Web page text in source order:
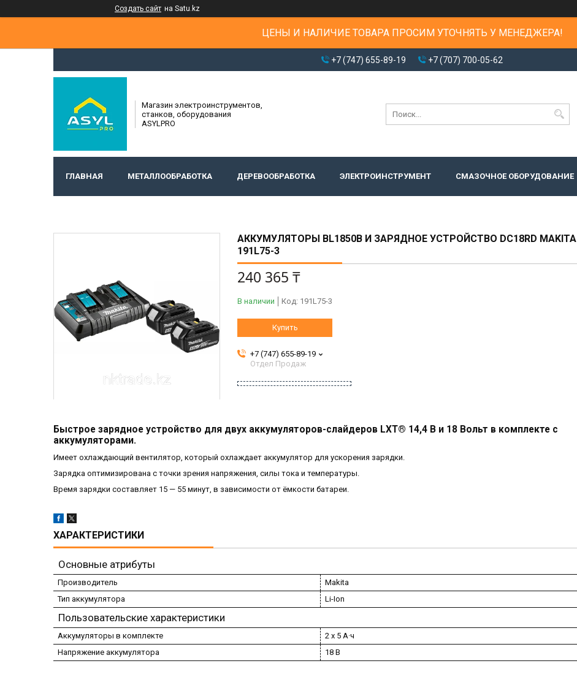
Создать сайт на Satu.kz
ЦЕНЫ И НАЛИЧИЕ ТОВАРА ПРОСИМ УТОЧНЯТЬ У МЕНЕДЖЕРА!
+7 (747) 655-89-19 +7 (707) 700-05-62
Магазин электроинструментов,
станков, оборудования
ASYLPRO
ГЛАВНАЯ МЕТАЛЛООБРАБОТКА ДЕРЕВООБРАБОТКА ЭЛЕКТРОИНСТРУМЕНТ СМАЗОЧНОЕ ОБОРУДОВАНИЕ
АККУМУЛЯТОРЫ BL1850B И ЗАРЯДНОЕ УСТРОЙСТВО DC18RD MAKITA
191L75-3
240 365 ₸
В наличии Код: 191L75-3
Купить
+7 (747) 655-89-19
Отдел Продаж
Быстрое зарядное устройство для двух аккумуляторов-слайдеров LXT® 14,4 В и 18 Вольт в комплекте с
аккумуляторами.
Имеет охлаждающий вентилятор, который охлаждает аккумулятор для ускорения зарядки.
Зарядка оптимизирована с точки зрения напряжения, силы тока и температуры.
Время зарядки составляет 15 — 55 минут, в зависимости от ёмкости батареи.
ХАРАКТЕРИСТИКИ
Основные атрибуты
Производитель
Makita
Тип аккумулятора
Li-Ion
Пользовательские характеристики
Аккумуляторы в комплекте
2 х 5 А·ч
Напряжение аккумулятора
18 В